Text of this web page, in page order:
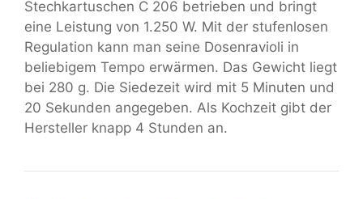
Stechkartuschen C 206 betrieben und bringt
eine Leistung von 1.250 W. Mit der stufenlosen
Regulation kann man seine Dosenravioli in
beliebigem Tempo erwärmen. Das Gewicht liegt
bei 280 g. Die Siedezeit wird mit 5 Minuten und
20 Sekunden angegeben. Als Kochzeit gibt der
Hersteller knapp 4 Stunden an.